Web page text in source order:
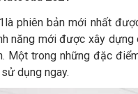
phiên bản mới nhất
năng mới được xây
Một trong những đặc
dụng ngay.